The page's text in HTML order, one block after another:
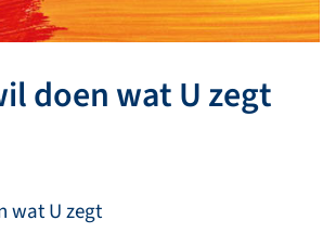
doen wat U zegt
wat U zegt